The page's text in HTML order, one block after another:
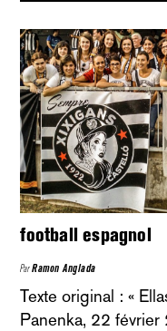
football espagnol
ParRamon Anglada
Texte original : « Ellas llevan la voz cantante »,
Panenka, 22